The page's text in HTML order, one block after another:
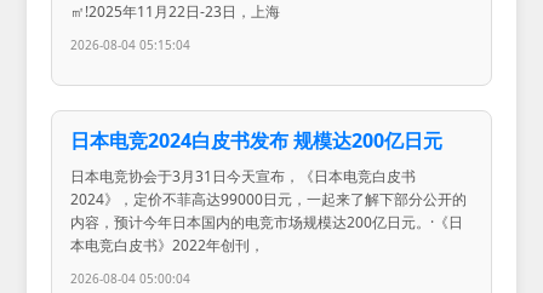
㎡!2025年11月22日-23日，上海
2026-08-04 05:15:04
日本电竞2024白皮书发布 规模达200亿日元
日本电竞协会于3月31日今天宣布，《日本电竞白皮书
2024》，定价不菲高达99000日元，一起来了解下部分公开的
内容，预计今年日本国内的电竞市场规模达200亿日元。·《日
本电竞白皮书》2022年创刊，
2026-08-04 05:00:04